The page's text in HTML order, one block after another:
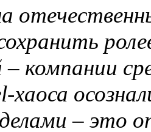
– компании
хаоса
– это